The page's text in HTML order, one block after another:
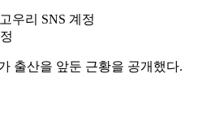
출산을 앞둔 근황을 공개했다.